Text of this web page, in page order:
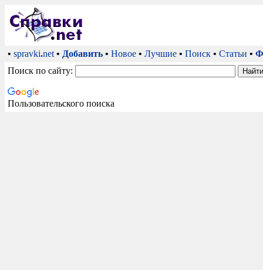
• spravki.net • Добавить • Новое • Лучшие • Поиск • Статьи •
Поиск по сайту:
Пользовательского поиска